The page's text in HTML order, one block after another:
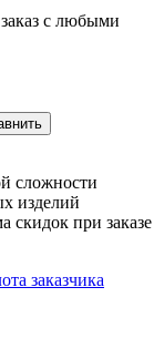
с любыми
сложности
изделий
скидок при заказе
заказчика